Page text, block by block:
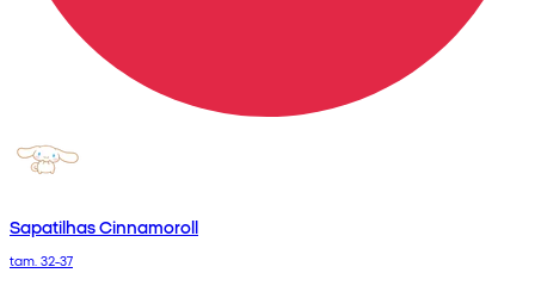
Sapatilhas Cinnamoroll
tam. 32-37